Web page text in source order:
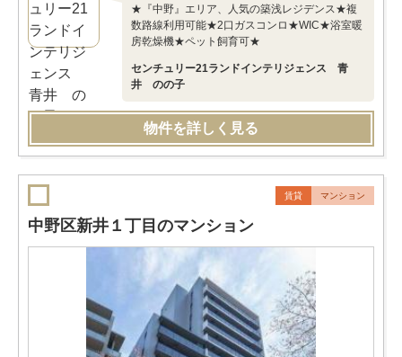
★『中野』エリア、人気の築浅レジデンス★複
数路線利用可能★2口ガスコンロ★WIC★浴室暖
房乾燥機★ペット飼育可★
センチュリー21ランドインテリジェンス 青
井 のの子
物件を詳しく見る
賃貸 マンション
中野区新井１丁目のマンション